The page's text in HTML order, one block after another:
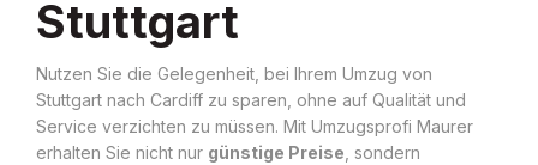
Stuttgart
Nutzen Sie die Gelegenheit, bei Ihrem Umzug von
Stuttgart nach Cardiff zu sparen, ohne auf Qualität und
Service verzichten zu müssen. Mit Umzugsprofi Maurer
erhalten Sie nicht nur günstige Preise , sondern